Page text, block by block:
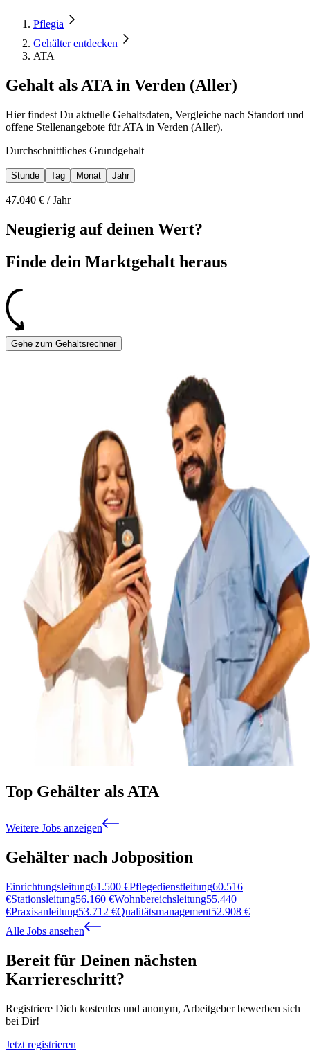
Pflegia
Gehälter entdecken
ATA
Gehalt als ATA in Verden (Aller)
Hier findest Du aktuelle Gehaltsdaten, Vergleiche nach Standort und
offene Stellenangebote für ATA in Verden (Aller).
Durchschnittliches Grundgehalt
Stunde Tag Monat Jahr
47.040 € /Jahr
Neugierig auf deinen Wert?
Finde dein Marktgehalt heraus
Gehe zum Gehaltsrechner
Top Gehälter als ATA
Weitere Jobs anzeigen
Gehälter nach Jobposition
Einrichtungsleitung61.500 €Pflegedienstleitung60.516
€Stationsleitung56.160 €Wohnbereichsleitung55.440
€Praxisanleitung53.712 €Qualitätsmanagement52.908 €
Alle Jobs ansehen
Bereit für Deinen nächsten
Karriereschritt?
Registriere Dich kostenlos und anonym, Arbeitgeber bewerben sich
bei Dir!
Jetzt registrieren